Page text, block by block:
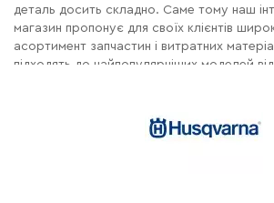
деталь досить складно. Саме тому наш
магазин пропонує для своїх клієнтів
асортимент запчастин і витратних
підходять до найпопулярніших моделей
Що може